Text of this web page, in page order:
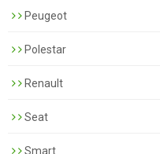
Peugeot
Polestar
Renault
Seat
Smart